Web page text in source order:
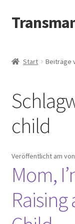
Zur
Navigation
Zum
Inhalt
Binder
Pinkelhilfe
Sex
Filme & Bücher
Extras
Start Beiträge
child
Veröffentlicht am von
Mom,